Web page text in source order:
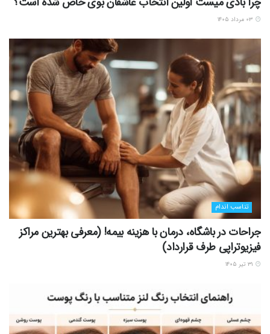
تناسب اندام
جراحات در باشگاه، درمان با هزینه بیمه! (معرفی بهترین مراکز
فیزیوتراپی طرف قرارداد)